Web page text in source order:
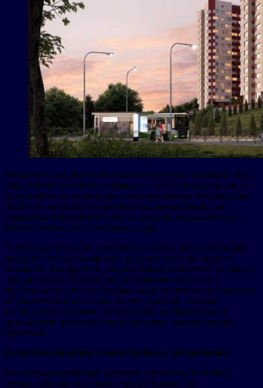
Наиболее выгодный способ инвестировать и сохранить свои
сбережения в условиях инфляции — это купить квартиру в
новостройке от застройщика, не переплачивая посредникам.
Одним из наиболее востребованных направлений для
грамотных инвестиций является покупка недвижимости в
Крыму, желательно у побережья моря.
Такое вложение денег позволяет получить дополнительный
доход за счет сдачи квартиры в аренду и быстро окупить
вложения. Как правило, жилье в Крыму пользуется спросом у
арендаторов не только в летний пляжный сезон, но и
круглогодично, за счет прибывающих на лечение в санатории
и грязелечебницы, а также за счет туристов, которые
интересуются музеями, культурными, историческими и
природными достопримечательностями, экологическим
туризмом.
Где купить квартиру в новостройке от застройщика
В настоящее время идет активное строительство новых
жилых комплексов в таких городах Крыма как: